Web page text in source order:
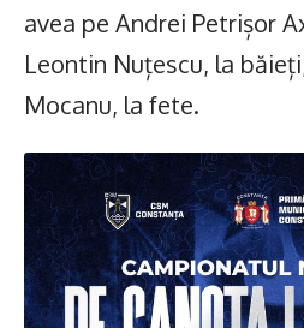
avea pe Andrei Petrișor
Leontin Nuțescu, la
Mocanu, la fete.